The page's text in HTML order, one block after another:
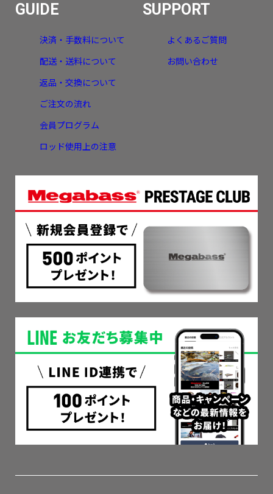
GUIDE
決済・手数料について
配送・送料について
返品・交換について
ご注文の流れ
会員プログラム
ロッド使用上の注意
SUPPORT
よくあるご質問
お問い合わせ